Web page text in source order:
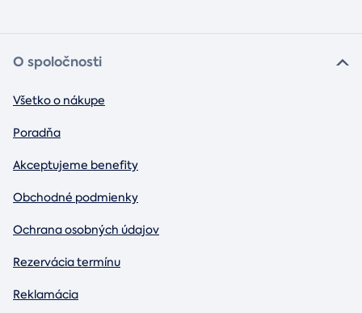
O spoločnosti
Všetko o nákupe
Poradňa
Akceptujeme benefity
Obchodné podmienky
Ochrana osobných údajov
Rezervácia termínu
Reklamácia